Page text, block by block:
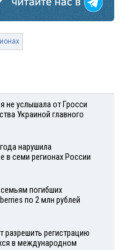
не услышала от Гросси
Украиной главного
нарушила
в семи регионах России
погибших
по 2 млн рублей
разрешить регистрацию
в международном